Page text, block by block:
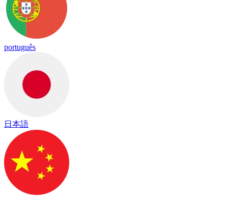
português
日本語